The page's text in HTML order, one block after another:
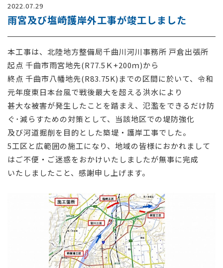
コンテンツ
採用情報
お問い合わせ
2022.07.29
雨宮及び塩崎護岸外工事が竣工しました
本工事は、北陸地方整備局千曲川河川事務所 戸倉出張所
起点 千曲市雨宮地先(R77.5Ｋ+200ｍ)から
終点 千曲市八幡地先(R83.75K)までの区間に於いて、令和
元年度東日本台風で戦後最大を超える洪水により
甚大な被害が発生したことを踏まえ、氾濫をできるだけ防
ぐ･減らすための対策として、当該地区での堤防強化
及び河道掘削を目的とした築堤・護岸工事でした。
5工区と広範囲の施工になり、地域の皆様におかれまして
はご不便・ご迷惑をおかけいたしましたが無事に完成
いたしましたこと、感謝申し上げます。